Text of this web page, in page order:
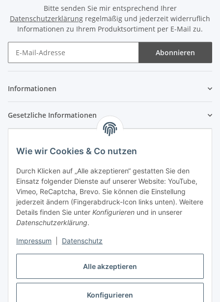
Alle akzeptieren
Konfigurieren
Wie wir Cookies & Co nutzen
Durch Klicken auf „Alle akzeptieren“ gestatten Sie den
Einsatz folgender Dienste auf unserer Website: YouTube,
Vimeo, ReCaptcha, Brevo. Sie können die Einstellung
jederzeit ändern (Fingerabdruck-Icon links unten). Weitere
Details finden Sie unter Konfigurieren und in unserer
Datenschutzerklärung.
Impressum Datenschutz
Bitte senden Sie mir entsprechend Ihrer
Datenschutzerklärung regelmäßig und jederzeit widerruflich
Informationen zu Ihrem Produktsortiment per E-Mail zu.
Abonnieren
Informationen
Gesetzliche Informationen
Vertrag widerrufen